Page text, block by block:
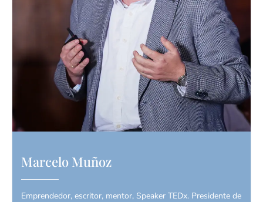
Marcelo Muñoz
Emprendedor, escritor, mentor, Speaker TEDx. Presidente de